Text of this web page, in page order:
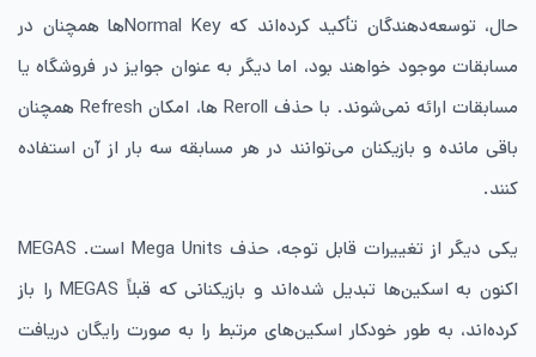
حال، توسعه‌دهندگان تأکید کرده‌اند که Normal Keyها همچنان در
مسابقات موجود خواهند بود، اما دیگر به عنوان جوایز در فروشگاه یا
مسابقات ارائه نمی‌شوند. با حذف Reroll ها، امکان Refresh همچنان
باقی مانده و بازیکنان می‌توانند در هر مسابقه سه بار از آن استفاده
کنند.
یکی دیگر از تغییرات قابل توجه، حذف Mega Units است. MEGAS
اکنون به اسکین‌ها تبدیل شده‌اند و بازیکنانی که قبلاً MEGAS را باز
کرده‌اند، به طور خودکار اسکین‌های مرتبط را به صورت رایگان دریافت